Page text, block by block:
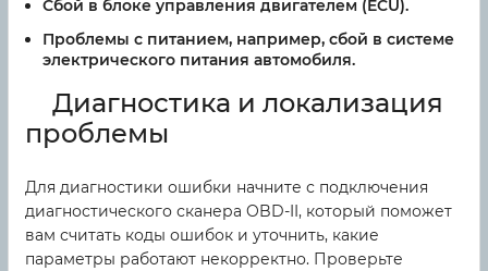
Сбой в блоке управления двигателем (ECU).
Проблемы с питанием, например, сбой в системе
электрического питания автомобиля.
Диагностика и локализация
проблемы
Для диагностики ошибки начните с подключения
диагностического сканера OBD-II, который поможет
вам считать коды ошибок и уточнить, какие
параметры работают некорректно. Проверьте